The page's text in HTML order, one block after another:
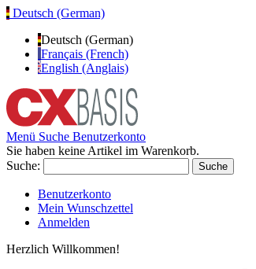
Deutsch (German)
Deutsch (German)
Français (French)
English (Anglais)
Menü Suche Benutzerkonto
Sie haben keine Artikel im Warenkorb.
Suche:
Suche
Benutzerkonto
Mein Wunschzettel
Anmelden
Herzlich Willkommen!